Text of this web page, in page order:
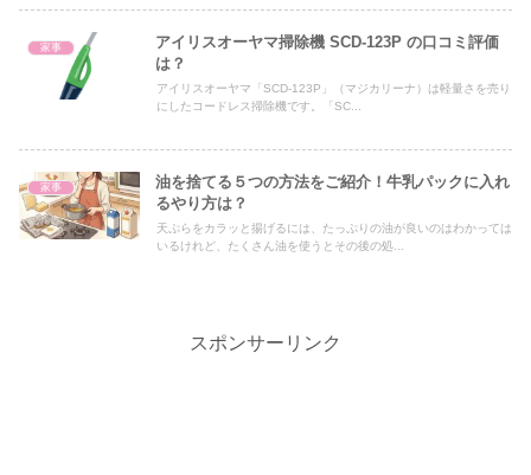
家事
アイリスオーヤマ掃除機 SCD-123P の口コミ評価
は？
アイリスオーヤマ「SCD-123P」（マジカリーナ）は軽量さを売り
にしたコードレス掃除機です。「SC...
家事
油を捨てる５つの方法をご紹介！牛乳パックに入れ
るやり方は？
天ぷらをカラッと揚げるには、たっぷりの油が良いのはわかっては
いるけれど、たくさん油を使うとその後の処...
スポンサーリンク